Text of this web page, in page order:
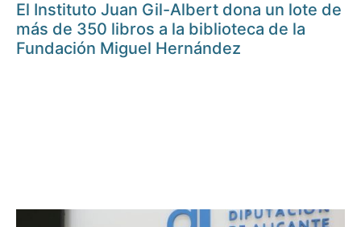
El Instituto Juan Gil-Albert dona un lote de
más de 350 libros a la biblioteca de la
Fundación Miguel Hernández